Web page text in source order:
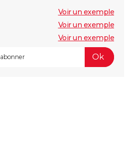
Voir un exemple
Voir un exemple
Voir un exemple